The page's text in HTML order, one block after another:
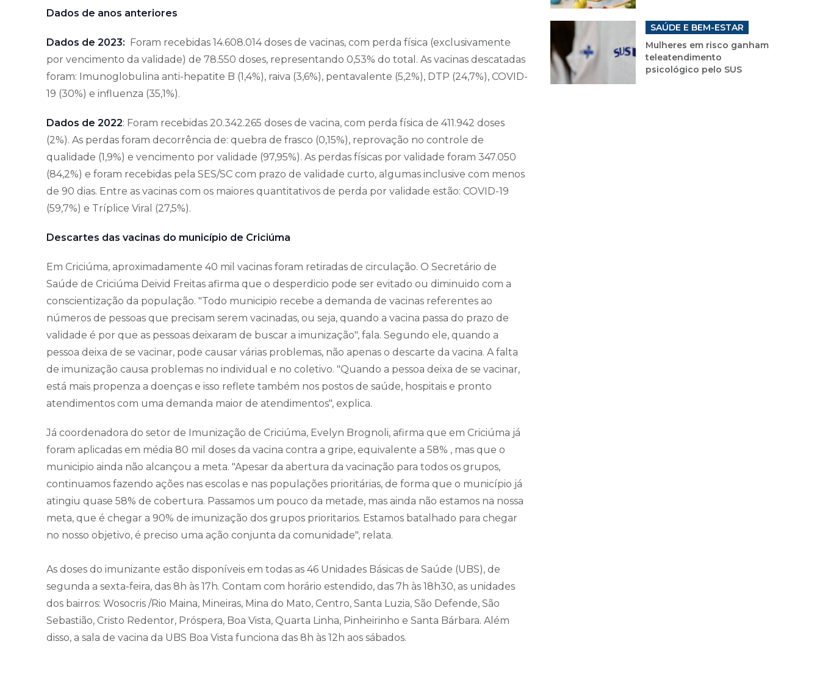
Dados de anos anteriores
Dados de 2023: Foram recebidas 14.608.014 doses de vacinas, com perda física (exclusivamente
por vencimento da validade) de 78.550 doses, representando 0,53% do total. As vacinas descatadas
foram: Imunoglobulina anti-hepatite B (1,4%), raiva (3,6%), pentavalente (5,2%), DTP (24,7%), COVID-
19 (30%) e influenza (35,1%).
Dados de 2022: Foram recebidas 20.342.265 doses de vacina, com perda física de 411.942 doses
(2%). As perdas foram decorrência de: quebra de frasco (0,15%), reprovação no controle de
qualidade (1,9%) e vencimento por validade (97,95%). As perdas físicas por validade foram 347.050
(84,2%) e foram recebidas pela SES/SC com prazo de validade curto, algumas inclusive com menos
de 90 dias. Entre as vacinas com os maiores quantitativos de perda por validade estão: COVID-19
(59,7%) e Tríplice Viral (27,5%).
Descartes das vacinas do município de Criciúma
Em Criciúma, aproximadamente 40 mil vacinas foram retiradas de circulação. O Secretário de
Saúde de Criciúma Deivid Freitas afirma que o desperdicio pode ser evitado ou diminuido com a
conscientização da população. "Todo municipio recebe a demanda de vacinas referentes ao
números de pessoas que precisam serem vacinadas, ou seja, quando a vacina passa do prazo de
validade é por que as pessoas deixaram de buscar a imunização", fala. Segundo ele, quando a
pessoa deixa de se vacinar, pode causar várias problemas, não apenas o descarte da vacina. A falta
de imunização causa problemas no individual e no coletivo. "Quando a pessoa deixa de se vacinar,
está mais propenza a doenças e isso reflete também nos postos de saúde, hospitais e pronto
atendimentos com uma demanda maior de atendimentos", explica.
Já coordenadora do setor de Imunização de Criciúma, Evelyn Brognoli, afirma que em Criciúma já
foram aplicadas em média 80 mil doses da vacina contra a gripe, equivalente a 58% , mas que o
municipio ainda não alcançou a meta. "Apesar da abertura da vacinação para todos os grupos,
continuamos fazendo ações nas escolas e nas populações prioritárias, de forma que o município já
atingiu quase 58% de cobertura. Passamos um pouco da metade, mas ainda não estamos na nossa
meta, que é chegar a 90% de imunização dos grupos prioritarios. Estamos batalhado para chegar
no nosso objetivo, é preciso uma ação conjunta da comunidade", relata.
As doses do imunizante estão disponíveis em todas as 46 Unidades Básicas de Saúde (UBS), de
segunda a sexta-feira, das 8h às 17h. Contam com horário estendido, das 7h às 18h30, as unidades
dos bairros: Wosocris /Rio Maina, Mineiras, Mina do Mato, Centro, Santa Luzia, São Defende, São
Sebastião, Cristo Redentor, Próspera, Boa Vista, Quarta Linha, Pinheirinho e Santa Bárbara. Além
disso, a sala de vacina da UBS Boa Vista funciona das 8h às 12h aos sábados.
SAÚDE E BEM-ESTAR
Mulheres em risco ganham
teleatendimento
psicológico pelo SUS